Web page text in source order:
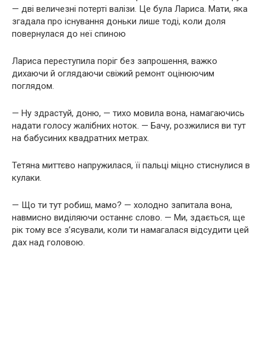
— дві величезні потерті валізи. Це була Лариса. Мати, яка
згадала про існування доньки лише тоді, коли доля
повернулася до неї спиною
Лариса переступила поріг без запрошення, важко
дихаючи й оглядаючи свіжий ремонт оцінюючим
поглядом.
— Ну здрастуй, доню, — тихо мовила вона, намагаючись
надати голосу жалібних ноток. — Бачу, розжилися ви тут
на бабусиних квадратних метрах.
Тетяна миттєво напружилася, її пальці міцно стиснулися в
кулаки.
— Що ти тут робиш, мамо? — холодно запитала вона,
навмисно виділяючи останнє слово. — Ми, здається, ще
рік тому все з’ясували, коли ти намагалася відсудити цей
дах над головою.